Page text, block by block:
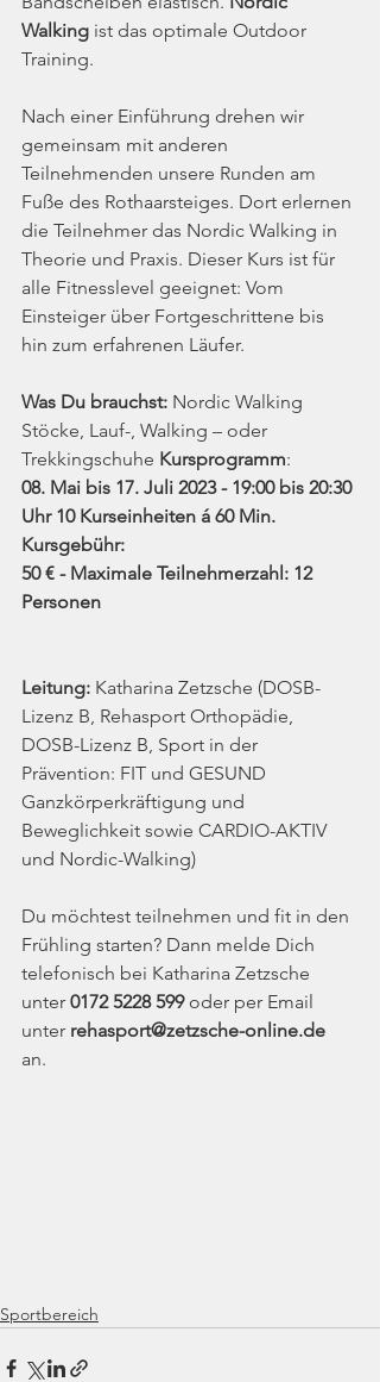
Walking ist das optimale Outdoor
Training.
Nach einer Einführung drehen wir
gemeinsam mit anderen
Teilnehmenden unsere Runden am
Fuße des Rothaarsteiges. Dort erlernen
die Teilnehmer das Nordic Walking in
Theorie und Praxis. Dieser Kurs ist für
alle Fitnesslevel geeignet: Vom
Einsteiger über Fortgeschrittene bis
hin zum erfahrenen Läufer.
Was Du brauchst: Nordic Walking
Stöcke, Lauf-, Walking – oder
Trekkingschuhe Kursprogramm:
08. Mai bis 17. Juli 2023 - 19:00 bis 20:30
Uhr 10 Kurseinheiten á 60 Min.
Kursgebühr:
50 € - Maximale Teilnehmerzahl: 12
Personen
Leitung: Katharina Zetzsche (DOSB-
Lizenz B, Rehasport Orthopädie,
DOSB-Lizenz B, Sport in der
Prävention: FIT und GESUND
Ganzkörperkräftigung und
Beweglichkeit sowie CARDIO-AKTIV
und Nordic-Walking)
Du möchtest teilnehmen und fit in den
Frühling starten? Dann melde Dich
telefonisch bei Katharina Zetzsche
unter 0172 5228 599 oder per Email
unter rehasport@zetzsche-online.de
an.
Sportbereich